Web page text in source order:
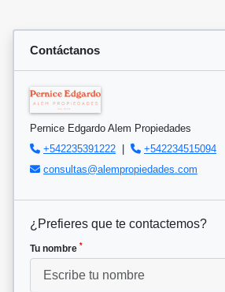
Contáctanos
Pernice Edgardo Alem Propiedades
+542235391222 |
+542234515094
consultas@alempropiedades.com
¿Prefieres que te contactemos?
Tu nombre *